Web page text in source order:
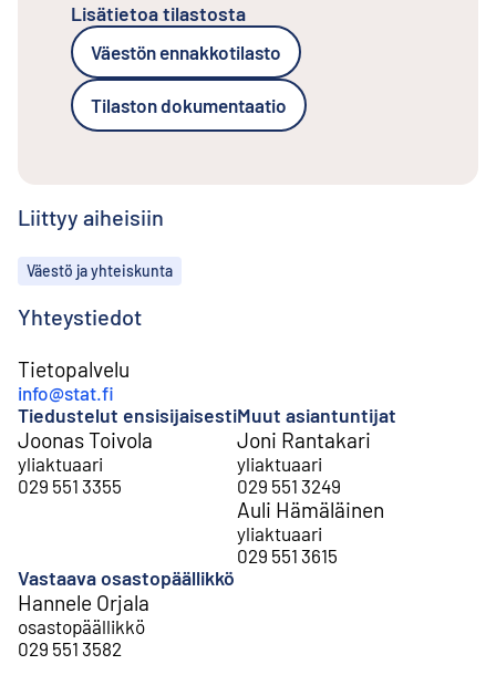
Lisätietoa tilastosta
Väestön ennakkotilasto
Tilaston dokumentaatio
Liittyy aiheisiin
Aiheet
Väestö ja yhteiskunta
Yhteystiedot
Tietopalvelu
info@stat.fi
Tiedustelut ensisijaisesti
Joonas Toivola
yliaktuaari
029 551 3355
Muut asiantuntijat
Joni Rantakari
yliaktuaari
029 551 3249
Auli Hämäläinen
yliaktuaari
029 551 3615
Vastaava osastopäällikkö
Hannele Orjala
osastopäällikkö
029 551 3582